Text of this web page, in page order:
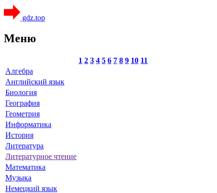
gdz.top
Меню
1 2 3 4 5 6 7 8 9 10 11
Алгебра
Английский язык
Биология
География
Геометрия
Информатика
История
Литература
Литературное чтение
Математика
Музыка
Немецкий язык